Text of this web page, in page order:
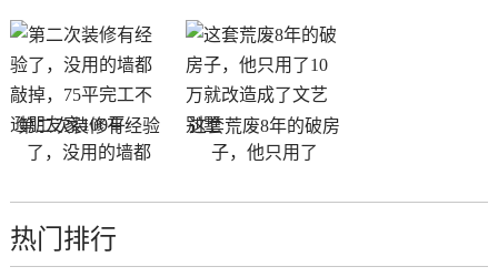
第二次装修有经验
了，没用的墙都
这套荒废8年的破房
子，他只用了
热门排行